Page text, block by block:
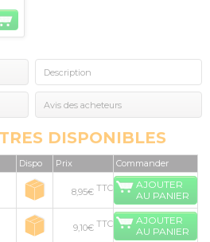
Description
Avis des acheteurs
DISPONIBLES
Dispo Prix Commander
8,95€ TTC
AJOUTER
AU PANIER
9,10€ TTC
AJOUTER
AU PANIER